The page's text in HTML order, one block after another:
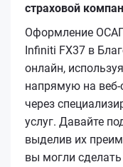
страховой
Оформление
Infiniti FX37 в
онлайн,
напрямую на веб-
через
услуг. Давайте
выделив их
вы могли